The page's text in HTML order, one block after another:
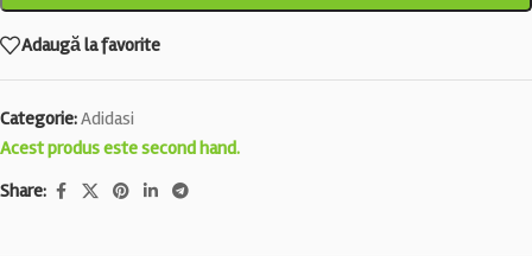
Adaugă la favorite
Categorie:Adidasi
Acest produs este second hand.
Share: